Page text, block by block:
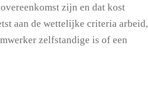
zijn en dat kost
aan de wettelijke criteria arbeid,
zelfstandige is of een